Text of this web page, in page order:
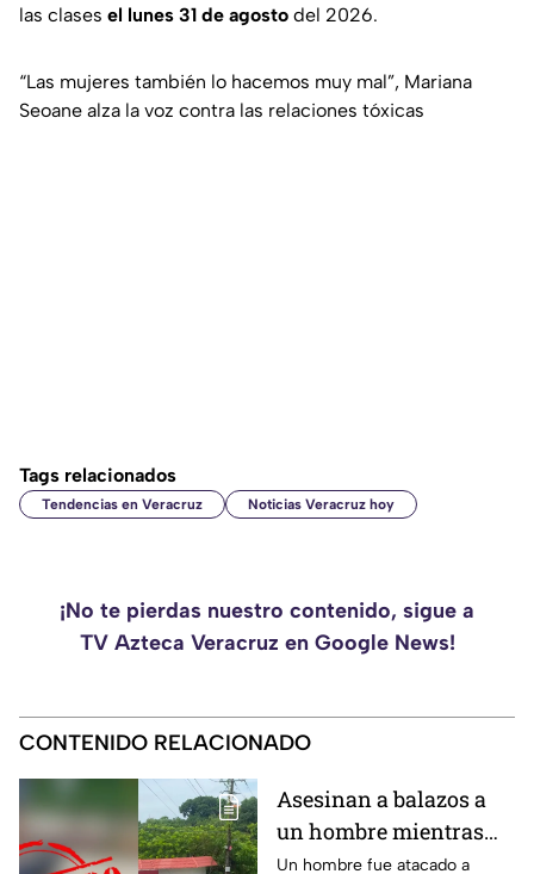
las clases el lunes 31 de agosto del 2026.
“Las mujeres también lo hacemos muy mal”, Mariana
Seoane alza la voz contra las relaciones tóxicas
Tags relacionados
Tendencias en Veracruz Noticias Veracruz hoy
¡No te pierdas nuestro contenido, sigue a
TV Azteca Veracruz en Google News!
CONTENIDO RELACIONADO
Asesinan a balazos a
un hombre mientras
circulaba en su unidad
Un hombre fue atacado a